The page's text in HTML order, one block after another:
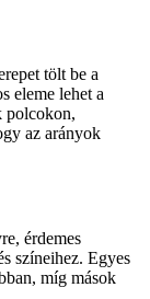
tölt be a
eleme lehet a
polcokon,
az arányok
érdemes
színeihez. Egyes
míg mások